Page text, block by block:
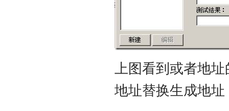
上图看到或者地
地址替换生成地